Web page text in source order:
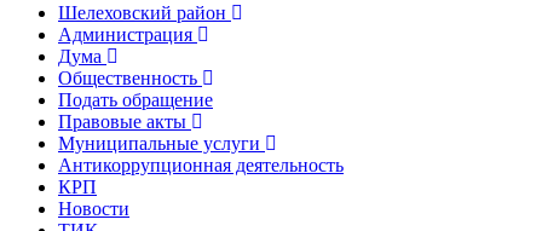
Шелеховский район
Администрация
Дума
Общественность
Подать обращение
Правовые акты
Муниципальные услуги
Антикоррупционная деятельность
КРП
Новости